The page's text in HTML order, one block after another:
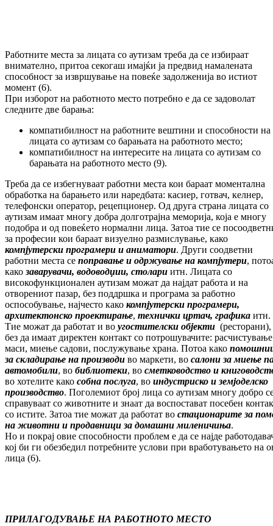
Работните места за лицата со аутизам треба да се избираат
внимателно, притоа секогаш имајќи ја предвид намалената
способност за извршување на повеќе задолженија во истиот
момент (6).
При изборот на работното место потребно е да се задоволат
следните две барања:
компатибилност на работните вештини и способности на
лицата со аутизам со барањата на работното место;
компатибилност на интересите на лицата со аутизам со
барањата на работното место (9).
Треба да се избегнуваат работни места кои бараат моментална
обработка на барањето или наредбата: касиер, готвач, келнер,
телефонски оператор, рецепционер. Од друга страна лицата со
аутизам имаат многу добра долготрајна меморија, која е многу
подобра и од повеќето нормални лица. Затоа тие се
за професии кои бараат визуелно размислување, како
компјутерски програмери и аниматори. Други соодветни
работни места се поправање и одржување на компјутери,
како заварувачи, водоводџии, столари итн. Лицата со
високофункционален аутизам можат да најдат работа и на
отворениот пазар, без поддршка и програма за работно
оспособување, најчесто како компјутерски програмери,
архитектонско проектирање, технички цртач, графика итн.
Тие можат да работат и во угостителски објекти (ресторани),
без да имаат директен контакт со потрошувачите: расчистување
маси, миење садови, послужување храна. Потоа како
за складирање на производи во маркети, во салони за миење
автомобили, во библиотеки, во сметководство и
во хотелите како собна послуга, во индустриско и земјоделско
производство. Поголемиот број лица со аутизам многу добро
справуваат со животните и знаат да воспостават посебен
со истите. Затоа тие можат да работат во стационарите за
на животни и продавници за домашни миленичиња.
Но и покрај овие способности проблем е да се најде
кој би ги обезбедил потребните услови при вработувањето на
лица (6).
ПРИЛАГОДУВАЊЕ НА РАБОТНОТО МЕСТО